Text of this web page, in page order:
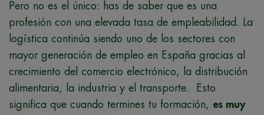
Pero no es el único: has de saber que es una
profesión con una elevada tasa de empleabilidad. La
logística continúa siendo uno de los sectores con
mayor generación de empleo en España gracias al
crecimiento del comercio electrónico, la distribución
alimentaria, la industria y el transporte. Esto
significa que cuando termines tu formación, es muy